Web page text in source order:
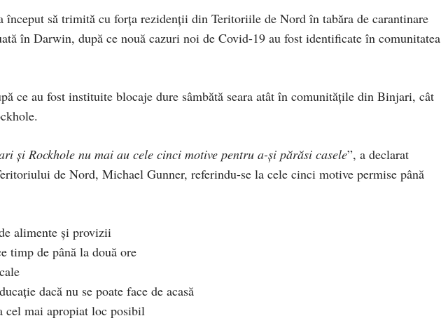
început să trimită cu forța rezidenții din Teritoriile de Nord în tabăra de carantinare
în Darwin, după ce nouă cazuri noi de Covid-19 au fost identificate în comunitatea
ce au fost instituite blocaje dure sâmbătă seara atât în ​​comunitățile din Binjari, cât
și Rockhole nu mai au cele cinci motive pentru a-și părăsi casele”, a declarat
de Nord, Michael Gunner, referindu-se la cele cinci motive permise până
alimente și provizii
timp de până la două ore
dacă nu se poate face de acasă
cel mai apropiat loc posibil